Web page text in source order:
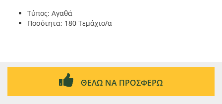
Τύπος: Αγαθά
Ποσότητα: 180 Τεμάχιο/α
ΘΕΛΩ ΝΑ ΠΡΟΣΦΕΡΩ